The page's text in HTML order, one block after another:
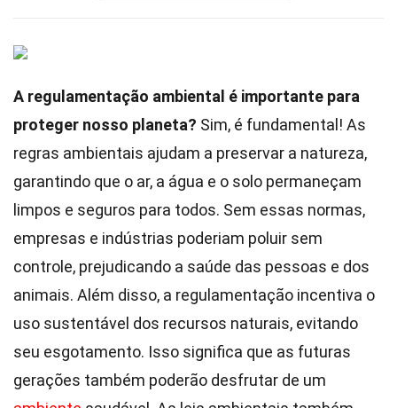
A regulamentação ambiental é importante para
proteger nosso planeta? Sim, é fundamental! As
regras ambientais ajudam a preservar a natureza,
garantindo que o ar, a água e o solo permaneçam
limpos e seguros para todos. Sem essas normas,
empresas e indústrias poderiam poluir sem
controle, prejudicando a saúde das pessoas e dos
animais. Além disso, a regulamentação incentiva o
uso sustentável dos recursos naturais, evitando
seu esgotamento. Isso significa que as futuras
gerações também poderão desfrutar de um